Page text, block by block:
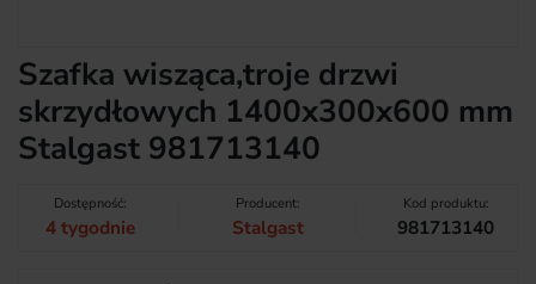
Szafka wisząca,troje drzwi
skrzydłowych 1400x300x600 mm
Stalgast 981713140
Dostępność:
4 tygodnie
Producent:
Stalgast
Kod produktu:
981713140